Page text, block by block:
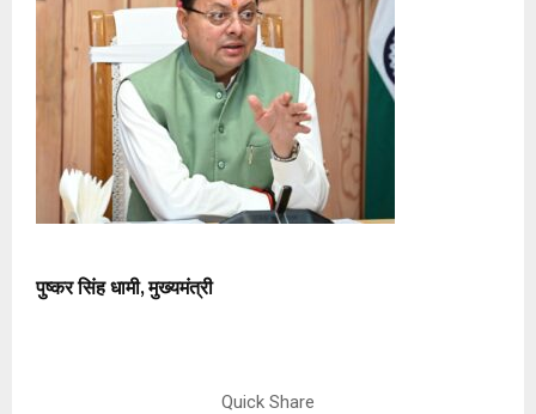
पुष्कर सिंह धामी, मुख्यमंत्री
Quick Share